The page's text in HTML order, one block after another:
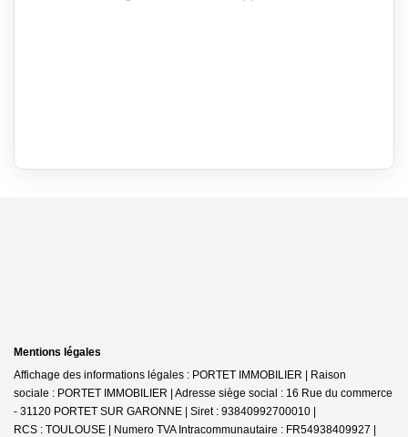
Mentions légales
Affichage des informations légales : PORTET IMMOBILIER | Raison
sociale : PORTET IMMOBILIER | Adresse siège social : 16 Rue du commerce
- 31120 PORTET SUR GARONNE | Siret : 93840992700010 |
RCS : TOULOUSE | Numero TVA Intracommunautaire : FR54938409927 |